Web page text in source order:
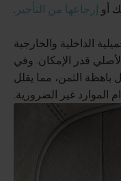
أو إرجاعها من التأجير .
الداخلية والخارجية
قدر الإمكان. وفي
باهظة الثمن، مما يقلل
الموارد غير الضرورية.